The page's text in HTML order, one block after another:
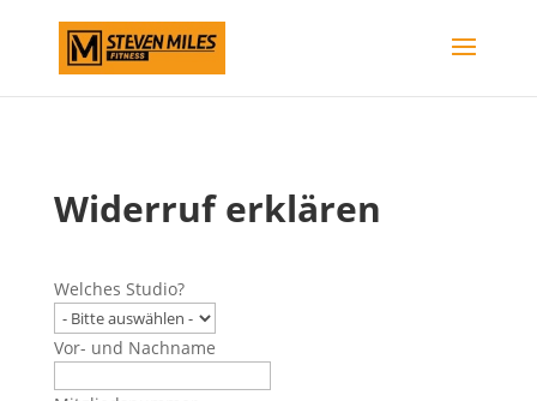
Widerruf erklären
Welches Studio?
Vor- und Nachname